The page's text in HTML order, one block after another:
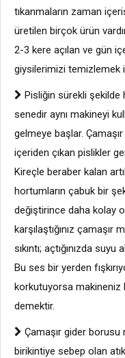
tıkanmaların zaman
üretilen birçok ürün
2-3 kere açılan ve gün
giysilerimizi temizlemek
Pisliğin sürekli
senedir aynı makineyi
gelmeye başlar.
içeriden çıkan pislikler
Kireçle beraber kalan
hortumların çabuk bir
değiştirince daha kolay
karşılaştığınız çamaşır
sıkıntı; açtığınızda
Bu ses bir yerden
korkutuyorsa makineniz
demektir.
Çamaşır gider
birikintiye sebep olan